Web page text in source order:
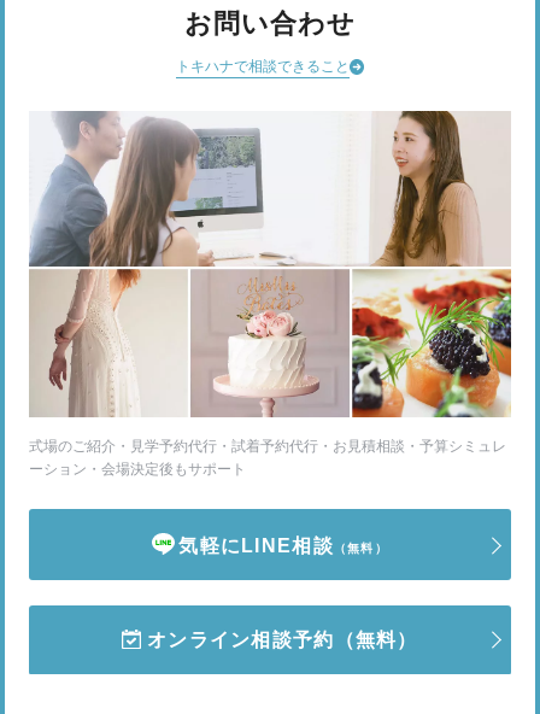
お問い合わせ
トキハナで相談できること
式場のご紹介・見学予約代行・試着予約代行・お見積相談・予算シミュレ
ーション・会場決定後もサポート
気軽にLINE相談 （無料）
オンライン相談予約 （無料）